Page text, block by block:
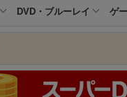
DVD・ブルーレイ ゲ